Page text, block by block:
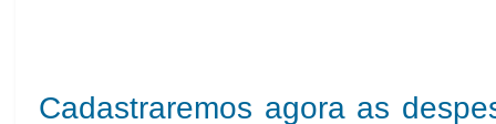
Cadastraremos agora as